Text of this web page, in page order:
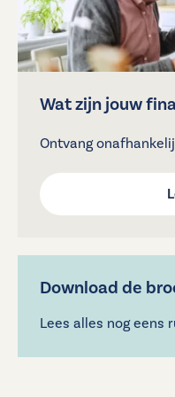
• Nette badkamer
toilet
• Twee ruime balkons
• Gemeenschappelijke
gemeenschappelijke
• Optioneel te koop:
Luttickduin ligt in een
Amstelveen, geliefd
openbaar vervoer,
zich op korte
Wat zijn jouw
Ontvang
Download de
Lees alles nog eens